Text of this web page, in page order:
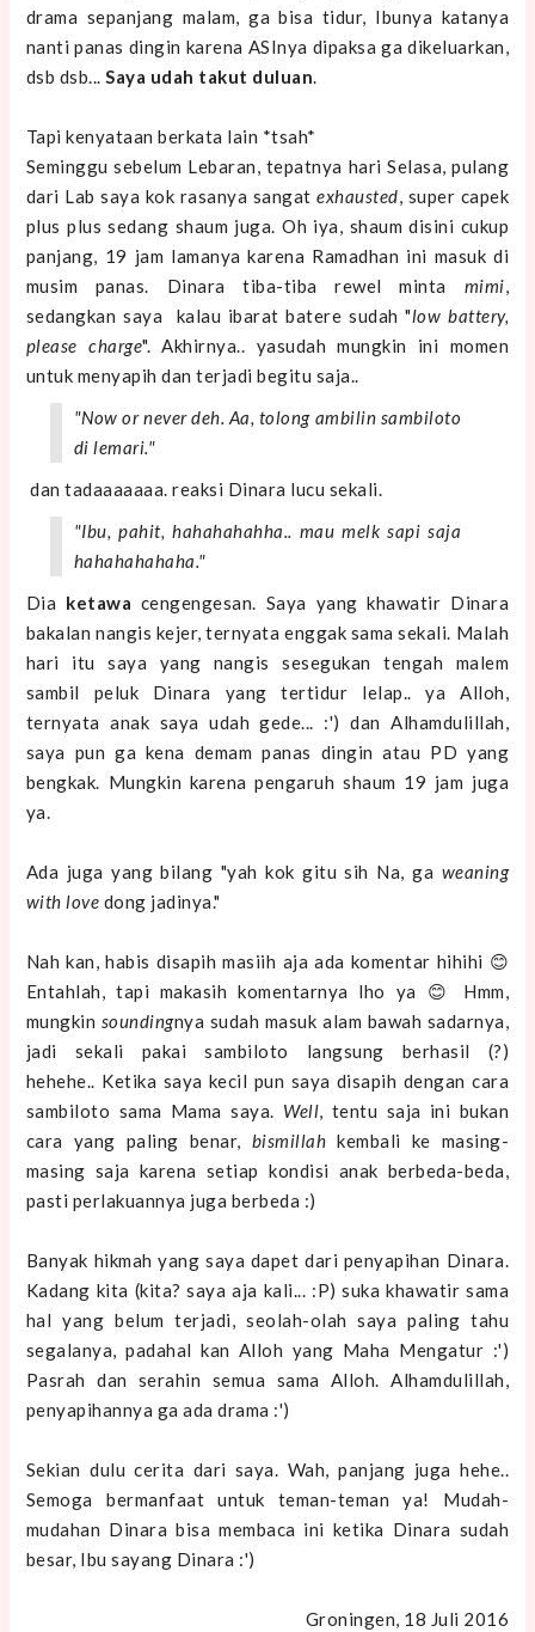
drama sepanjang malam, ga bisa tidur, Ibunya katanya
nanti panas dingin karena ASInya dipaksa ga dikeluarkan,
dsb dsb...Saya udah takut duluan.
Tapi kenyataan berkata lain *tsah*
Seminggu sebelum Lebaran, tepatnya hari Selasa, pulang
dari Lab saya kok rasanya sangatexhausted, super capek
plus plus sedang shaum juga. Oh iya, shaum disini cukup
panjang, 19 jam lamanya karena Ramadhan ini masuk di
musim panas. Dinara tiba-tiba rewel minta mimi,
sedangkan saya kalau ibarat batere sudah "low battery,
please charge". Akhirnya.. yasudah mungkin ini momen
untuk menyapih dan terjadi begitu saja..
"Now or never deh. Aa, tolong ambilin sambiloto
di lemari."
dan tadaaaaaaa. reaksi Dinara lucu sekali.
"Ibu, pahit, hahahahahha.. maumelk sapi saja
hahahahahaha."
Dia ketawa cengengesan. Saya yang khawatir Dinara
bakalan nangis kejer, ternyata enggak sama sekali. Malah
hari itu saya yang nangis sesegukan tengah malem
sambil peluk Dinara yang tertidur lelap.. ya Alloh,
ternyata anak saya udah gede... :') dan Alhamdulillah,
saya pun ga kena demam panas dingin atau PD yang
bengkak. Mungkin karena pengaruh shaum 19 jam juga
ya.
Ada juga yang bilang "yah kok gitu sih Na, ga weaning
with love dong jadinya."
Nah kan, habis disapih masiih aja ada komentar hihihi 😊
Entahlah, tapi makasih komentarnya lho ya 😊 Hmm,
mungkin soundingnya sudah masuk alam bawah sadarnya,
jadi sekali pakai sambiloto langsung berhasil (?)
hehehe.. Ketika saya kecil pun saya disapih dengan cara
sambiloto sama Mama saya. Well, tentu saja ini bukan
cara yang paling benar, bismillah kembali ke masing-
masing saja karena setiap kondisi anak berbeda-beda,
pasti perlakuannya juga berbeda :)
Banyak hikmah yang saya dapet dari penyapihan Dinara.
Kadang kita (kita? saya aja kali... :P) suka khawatir sama
hal yang belum terjadi, seolah-olah saya paling tahu
segalanya, padahal kan Alloh yang Maha Mengatur :')
Pasrah dan serahin semua sama Alloh. Alhamdulillah,
penyapihannya ga ada drama :')
Sekian dulu cerita dari saya. Wah, panjang juga hehe..
Semoga bermanfaat untuk teman-teman ya! Mudah-
mudahan Dinara bisa membaca ini ketika Dinara sudah
besar, Ibu sayang Dinara :')
Groningen, 18 Juli 2016